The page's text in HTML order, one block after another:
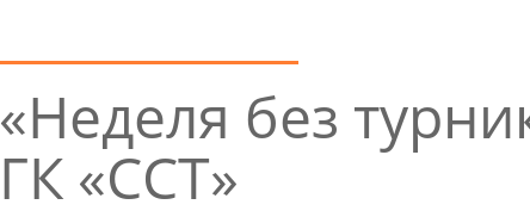
«Неделя без
ГК «ССТ»